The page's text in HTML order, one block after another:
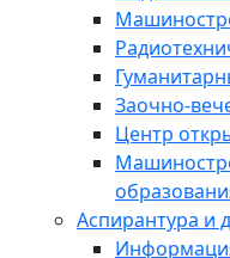
Заочно-
Центр
Аспирантура и